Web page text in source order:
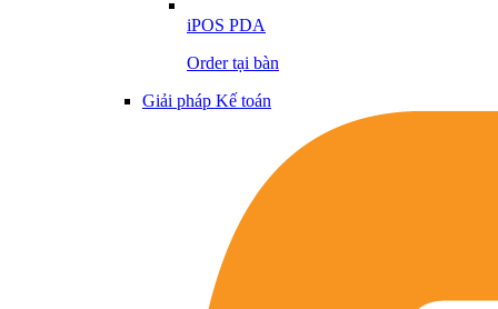
iPOS PDA
Order tại bàn
Giải pháp Kế toán